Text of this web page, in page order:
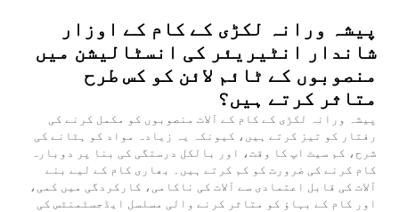
پیشہ ورانہ لکڑی کے کام کے اوزار
شاندار انٹیریئر کی انسٹالیشن میں
منصوبوں کے ٹائم لائن کو کس طرح
متاثر کرتے ہیں؟
پیشہ ورانہ لکڑی کے کام کے آلات منصوبوں کو مکمل کرنے کی
رفتار کو تیز کرتے ہیں، کیونکہ یہ زیادہ مواد کو ہٹانے کی
شرح، کم سیٹ اپ کا وقت، اور بالکل درستگی کی بنا پر دوبارہ
کام کرنے کی ضرورت کو کم کرتے ہیں۔ بھاری کام کے لیے بنے
آلات کی قابل اعتمادی سے آلات کی ناکامی، کارکردگی میں کمی،
اور کام کے بہاؤ کو متاثر کرنے والی مسلسل ایڈجسٹمنٹس کی